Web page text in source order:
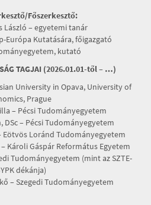
Főszerkesztő:
László – egyetemi tanár
Európa Kutatására, főigazgató
kutató
TAGJAI (2026.01.01-től – …)
University in Opava, University of
Prague
– Pécsi Tudományegyetem
DSc – Pécsi Tudományegyetem
Eötvös Loránd Tudományegyetem
– Károli Gáspár Református Egyetem
Tudományegyetem (mint az SZTE-
dékánja)
– Szegedi Tudományegyetem